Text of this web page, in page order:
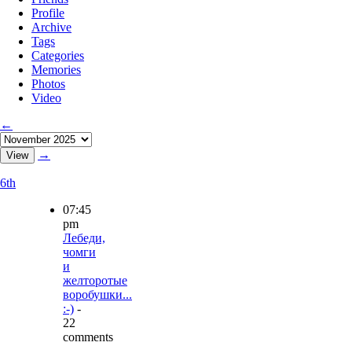
Profile
Archive
Tags
Categories
Memories
Photos
Video
←
→
6th
07:45
pm
Лебеди,
чомги
и
желторотые
воробушки...
:-) -
22
comments